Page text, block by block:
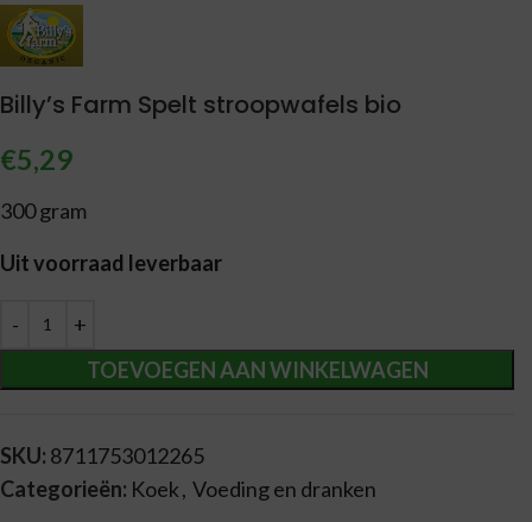
Billy’s Farm Spelt stroopwafels bio
€5,29
300 gram
Uit voorraad leverbaar
TOEVOEGEN AAN WINKELWAGEN
Alternative:
SKU: 8711753012265
Categorieën: Koek, Voeding en dranken